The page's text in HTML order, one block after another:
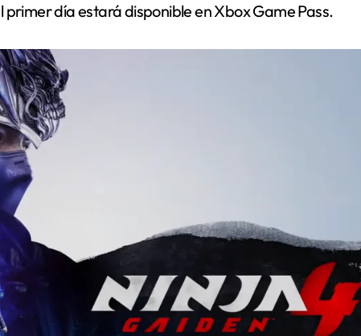
primer día estará disponible en Xbox Game Pass.